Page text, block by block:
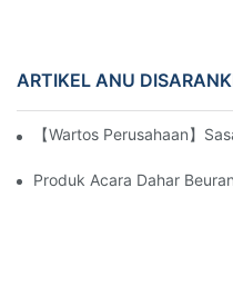
ARTIKEL ANU
【Wartos Perusahaan】
Produk Acara Dahar